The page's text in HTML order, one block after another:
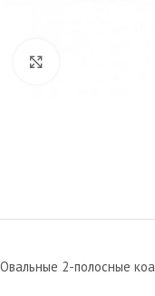
Овальные 2-полосные